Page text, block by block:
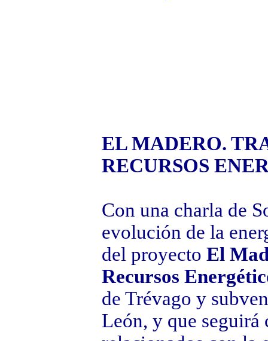
EL MADERO.
RECURSOS
Con una charla de
evolución de la
del proyecto El
Recursos
de Trévago y
León, y que